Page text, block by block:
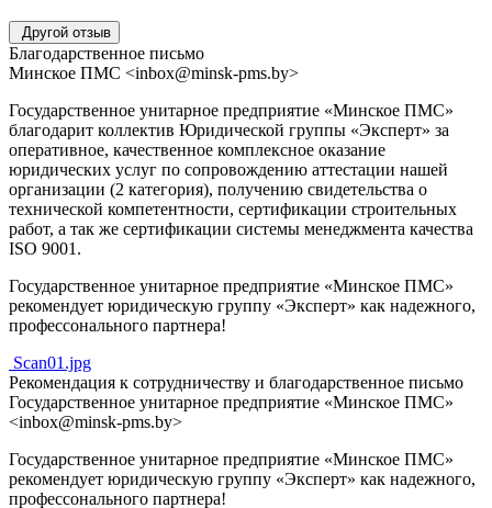
Другой отзыв
Благодарственное письмо
Минское ПМС <inbox@minsk-pms.by>
Государственное унитарное предприятие «Минское ПМС»
благодарит коллектив Юридической группы «Эксперт» за
оперативное, качественное комплексное оказание
юридических услуг по сопровождению аттестации нашей
организации (2 категория), получению свидетельства о
технической компетентности, сертификации строительных
работ, а так же сертификации системы менеджмента качества
ISO 9001.
Государственное унитарное предприятие «Минское ПМС»
рекомендует юридическую группу «Эксперт» как надежного,
профессонального партнера!
Scan01.jpg
Рекомендация к сотрудничеству и благодарственное письмо
Государственное унитарное предприятие «Минское ПМС»
<inbox@minsk-pms.by>
Государственное унитарное предприятие «Минское ПМС»
рекомендует юридическую группу «Эксперт» как надежного,
профессонального партнера!